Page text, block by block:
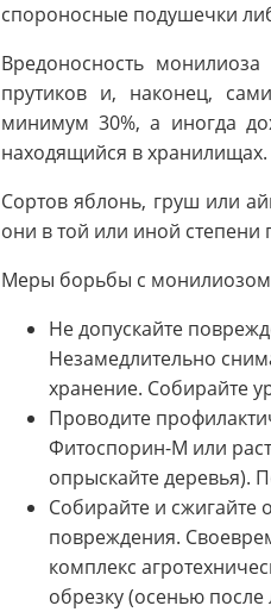
спороносные подушечки
Вредоносность
прутиков и, наконец,
минимум 30%, а иногда
находящийся в хранилищах.
Сортов яблонь, груш или
они в той или иной
Меры борьбы с
Не допускайте
Незамедлительно
хранение. Собирайте
Проводите
Фитоспорин-М или
опрыскайте деревья).
Собирайте и сжигайте
повреждения.
комплекс
обрезку (осенью после